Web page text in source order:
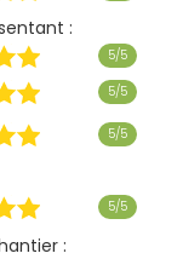
:
5/5
5/5
5/5
5/5
: